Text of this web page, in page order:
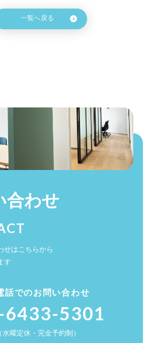
一覧へ戻る
合わせ
せはこちらから
す
話でのお問い合わせ
6433-5301
水曜定休・完全予約制）